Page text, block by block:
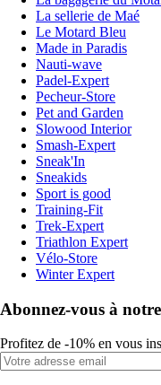
La sellerie de Maé
Le Motard Bleu
Made in Paradis
Nauti-wave
Padel-Expert
Pecheur-Store
Pet and Garden
Slowood Interior
Smash-Expert
Sneak'In
Sneakids
Sport is good
Training-Fit
Trek-Expert
Triathlon Expert
Vélo-Store
Winter Expert
Abonnez-vous à
Profitez de -10% en vous